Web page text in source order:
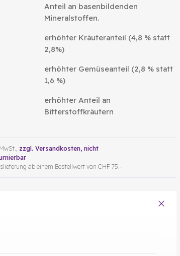
Anteil an basenbildenden
Mineralstoffen.
erhöhter Kräuteranteil (4,8 % statt
2,8%)
erhöhter Gemüseanteil (2,8 % statt
1,6 %)
erhöhter Anteil an
Bitterstoffkräutern
zzgl. Versandkosten, nicht
ab einem Bestellwert von CHF 75.-